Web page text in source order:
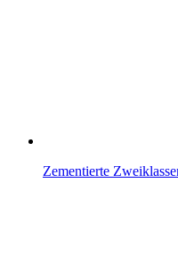
Zementierte